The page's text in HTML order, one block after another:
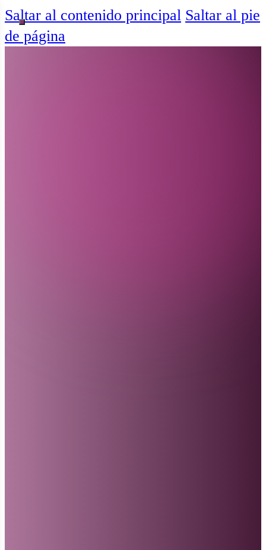
Saltar al contenido principal Saltar al pie
de página